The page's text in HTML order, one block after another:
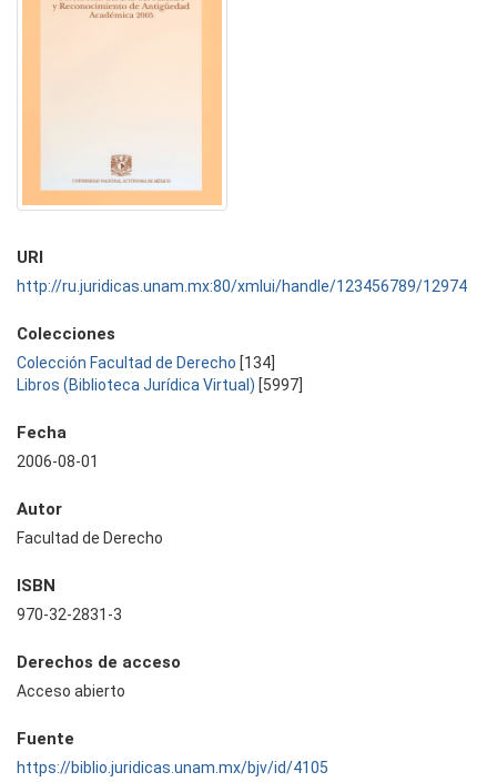
URI
http://ru.juridicas.unam.mx:80/xmlui/handle/123456789/12974
Colecciones
Colección Facultad de Derecho [134]
Libros (Biblioteca Jurídica Virtual) [5997]
Fecha
2006-08-01
Autor
Facultad de Derecho
ISBN
970-32-2831-3
Derechos de acceso
Acceso abierto
Fuente
https://biblio.juridicas.unam.mx/bjv/id/4105